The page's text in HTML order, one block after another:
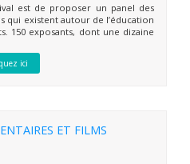
est de proposer un panel des
qui existent autour de l’éducation
150 exposants, dont une dizaine
ici
ET FILMS